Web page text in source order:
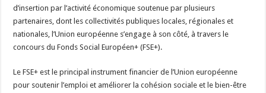
d’insertion par l’activité économique soutenue par plusieurs
partenaires, dont les collectivités publiques locales, régionales et
nationales, l’Union européenne s’engage à son côté, à travers le
concours du Fonds Social Européen+ (FSE+).
Le FSE+ est le principal instrument financier de l’Union européenne
pour soutenir l’emploi et améliorer la cohésion sociale et le bien-être